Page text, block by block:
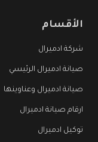
الأقسام
شركة ادميرال
صيانة ادميرال الرئيسي
صيانة ادميرال وعناوينها
ارقام صيانة ادميرال
توكيل ادميرال